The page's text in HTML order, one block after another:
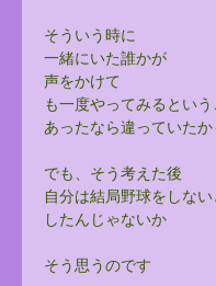
そういう時に
一緒にいた誰かが
声をかけて
も一度やってみるとい
あったなら違っていた
でも、そう考えた後
自分は結局野球をしな
したんじゃないか
そう思うのです